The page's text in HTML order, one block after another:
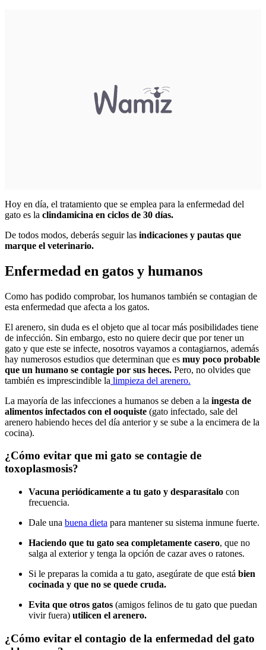
Hoy en día, el tratamiento que se emplea para la enfermedad del
gato es la clindamicina en ciclos de 30 días.
De todos modos, deberás seguir las indicaciones y pautas que
marque el veterinario.
Enfermedad en gatos y humanos
Como has podido comprobar, los humanos también se contagian de
esta enfermedad que afecta a los gatos.
El arenero, sin duda es el objeto que al tocar más posibilidades tiene
de infección. Sin embargo, esto no quiere decir que por tener un
gato y que este se infecte, nosotros vayamos a contagiarnos, además
hay numerosos estudios que determinan que es muy poco probable
que un humano se contagie por sus heces. Pero, no olvides que
también es imprescindible la limpieza del arenero.
La mayoría de las infecciones a humanos se deben a la ingesta de
alimentos infectados con el ooquiste (gato infectado, sale del
arenero habiendo heces del día anterior y se sube a la encimera de la
cocina).
¿Cómo evitar que mi gato se contagie de
toxoplasmosis?
Vacuna periódicamente a tu gato y desparasítalo con
frecuencia.
Dale una buena dieta para mantener su sistema inmune fuerte.
Haciendo que tu gato sea completamente casero, que no
salga al exterior y tenga la opción de cazar aves o ratones.
Si le preparas la comida a tu gato, asegúrate de que está bien
cocinada y que no se quede cruda.
Evita que otros gatos (amigos felinos de tu gato que puedan
vivir fuera) utilicen el arenero.
¿Cómo evitar el contagio de la enfermedad del gato